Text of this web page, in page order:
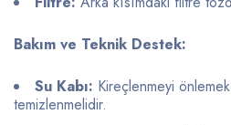
Bakım ve Teknik Destek:
Su Kabı: Kireçlenmeyi
temizlenmelidir.